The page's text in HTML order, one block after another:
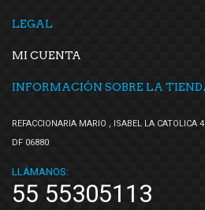
LEGAL
MI CUENTA
INFORMACIÓN SOBRE LA
REFACCIONARIA MARIO , ISABEL LA CATOLICA
DF 06880
LLÁMANOS:
55 55305113